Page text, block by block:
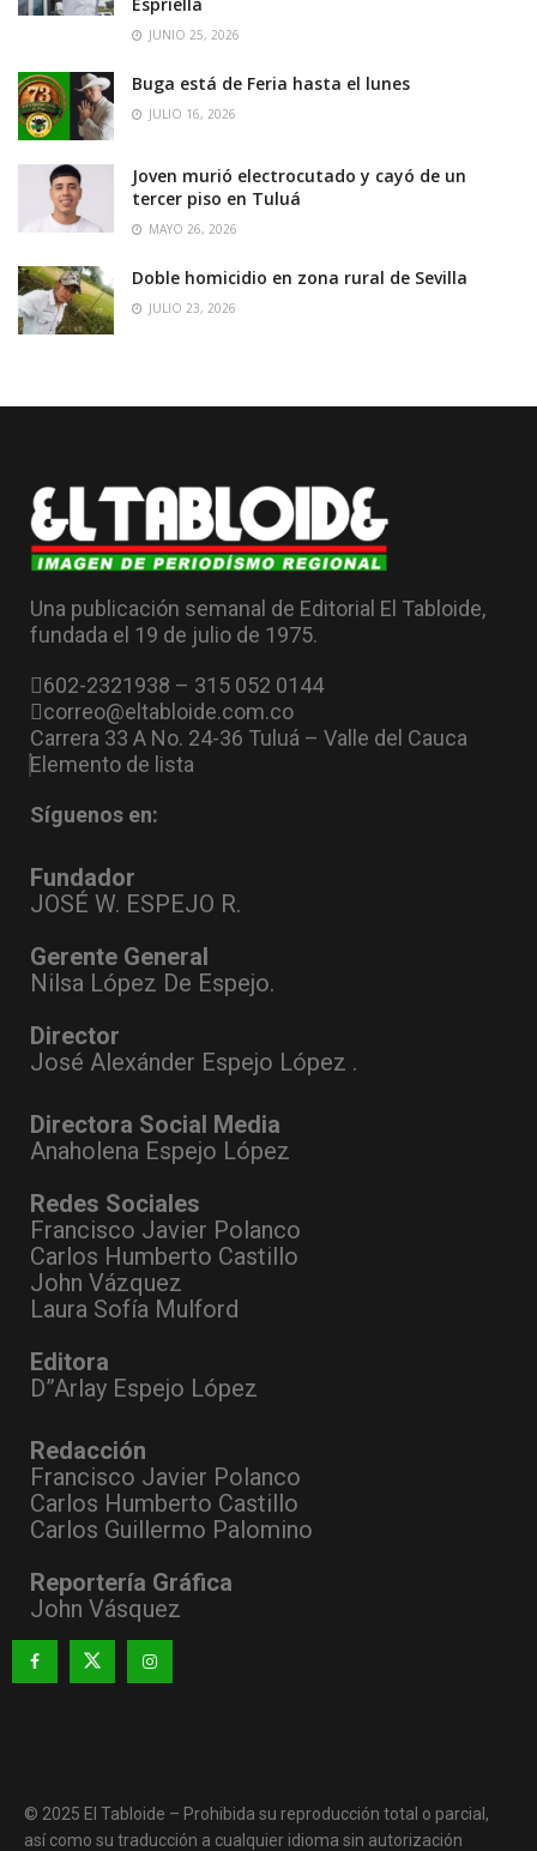
JUNIO 25, 2026
Buga está de Feria hasta el lunes
JULIO 16, 2026
Joven murió electrocutado y cayó de un
tercer piso en Tuluá
MAYO 26, 2026
Doble homicidio en zona rural de Sevilla
JULIO 23, 2026
Una publicación semanal de Editorial El Tabloide,
fundada el 19 de julio de 1975.
602-2321938 – 315 052 0144
correo@eltabloide.com.co
Carrera 33 A No. 24-36 Tuluá – Valle del Cauca
Elemento de lista
Síguenos en:
Fundador
JOSÉ W. ESPEJO R.
Gerente General
Nilsa López De Espejo.
Director
José Alexánder Espejo López .
Directora Social Media
Anaholena Espejo López
Redes Sociales
Francisco Javier Polanco
Carlos Humberto Castillo
John Vázquez
Laura Sofía Mulford
Editora
D”Arlay Espejo López
Redacción
Francisco Javier Polanco
Carlos Humberto Castillo
Carlos Guillermo Palomino
Reportería Gráfica
John Vásquez
© 2025 El Tabloide – Prohibida su reproducción total o parcial,
así como su traducción a cualquier idioma sin autorización